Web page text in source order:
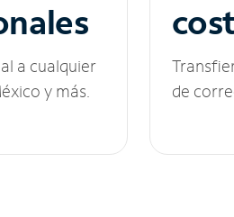
a cualquier
y más.
de